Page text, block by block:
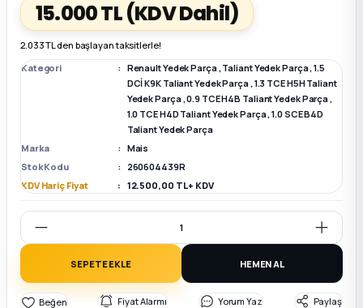
Parça
Parça
Parça
Parça
15.000 TL(KDV Dahil)
2.033 TL den başlayan taksitlerle!
Kategori
Renault Yedek Parça,Taliant Yedek Parça,1.5
DCİ K9K Taliant Yedek Parça,1.3 TCE H5H Taliant
Yedek Parça,0.9 TCE H4B Taliant Yedek Parça,
1.0 TCE H4D Taliant Yedek Parça,1.0 SCE B4D
Taliant Yedek Parça
Marka
Mais
Stok Kodu
260604439R
KDV Hariç Fiyat
12.500,00 TL + KDV
SEPETE EKLE HEMEN AL
Fiyat Alarmı Yorum Yaz Paylaş